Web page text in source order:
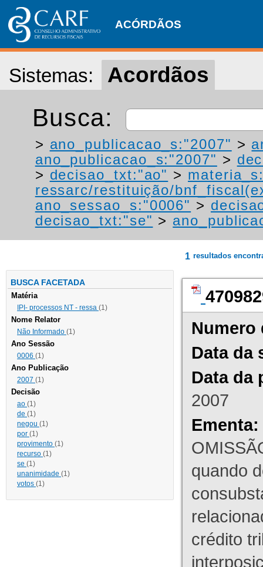
ACÓRDÃOS
Sistemas: Acordãos
Busca:
> ano_publicacao_s:"2007" >
ano_publicacao_s:"2007" >
> decisao_txt:"ao" >
ressarc/restituição/
ano_sessao_s:"0006" >
decisao_txt:"se" >
BUSCA FACETADA
Matéria
IPI- processos NT - ressa (1)
Nome Relator
Não Informado (1)
Ano Sessão
0006 (1)
Ano Publicação
2007 (1)
Decisão
ao (1)
de (1)
negou (1)
por (1)
provimento (1)
recurso (1)
se (1)
unanimidade (1)
votos (1)
1 resultados
Numero
Data da
Data da
2007
Ementa:
quando
crédito